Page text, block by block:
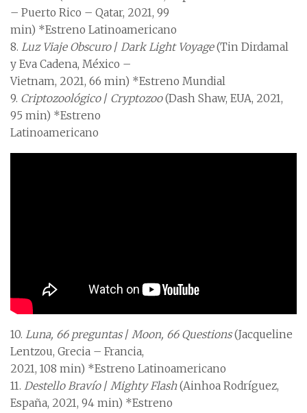
– Puerto Rico – Qatar, 2021, 99
min) *Estreno Latinoamericano
8. Luz Viaje Obscuro/ Dark Light Voyage(Tin Dirdamal
y Eva Cadena, México –
Vietnam, 2021, 66 min) *Estreno Mundial
9. Criptozoológico/ Cryptozoo(Dash Shaw, EUA, 2021,
95 min) *Estreno
Latinoamericano
10. Luna, 66 preguntas/ Moon, 66 Questions(Jacqueline
Lentzou, Grecia – Francia,
2021, 108 min) *Estreno Latinoamericano
11. Destello Bravío/ Mighty Flash(Ainhoa Rodríguez,
España, 2021, 94 min) *Estreno